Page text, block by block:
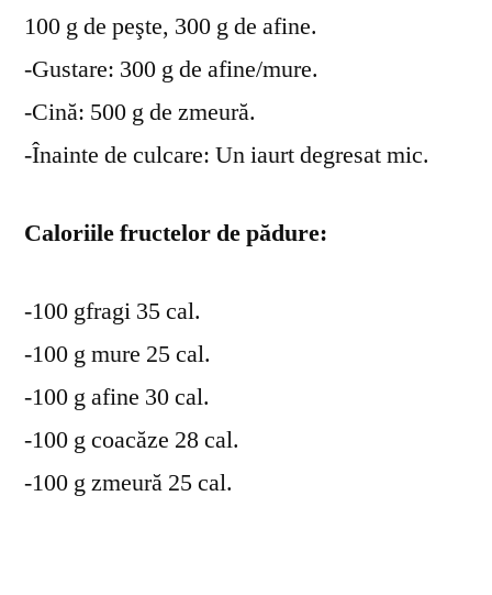
100 g de peşte, 300 g de afine.
-Gustare: 300 g de afine/mure.
-Cină: 500 g de zmeură.
-Înainte de culcare: Un iaurt degresat mic.
Caloriile fructelor de pădure:
-100 gfragi 35 cal.
-100 g mure 25 cal.
-100 g afine 30 cal.
-100 g coacăze 28 cal.
-100 g zmeură 25 cal.